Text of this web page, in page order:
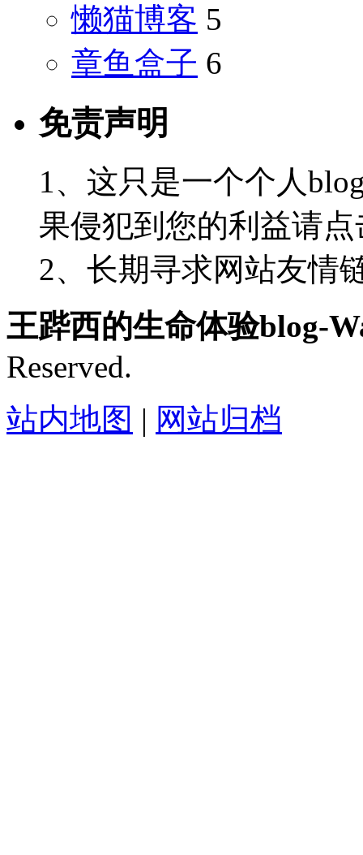
懒猫博客 5
章鱼盒子 6
免责声明
1、这只是一个个人
果侵犯到您的利益请
2、长期寻求网站友情
王跸西的生命体验blog-
Reserved.
站内地图 | 网站归档